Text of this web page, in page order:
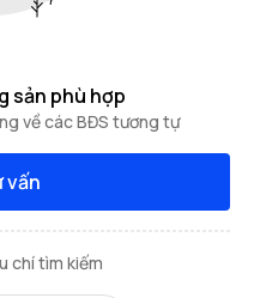
sản phù hợp
về các BĐS tương tự
vấn
chí tìm kiếm